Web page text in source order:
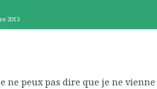
2013
ne peux pas dire que je ne vienne